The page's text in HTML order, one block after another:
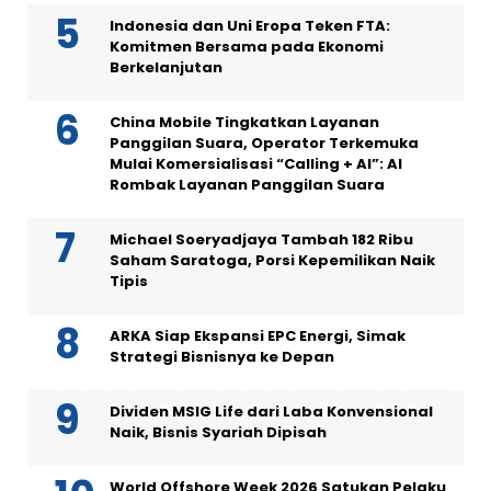
Indonesia dan Uni Eropa Teken FTA:
Komitmen Bersama pada Ekonomi
Berkelanjutan
China Mobile Tingkatkan Layanan
Panggilan Suara, Operator Terkemuka
Mulai Komersialisasi “Calling + AI”: AI
Rombak Layanan Panggilan Suara
Michael Soeryadjaya Tambah 182 Ribu
Saham Saratoga, Porsi Kepemilikan Naik
Tipis
ARKA Siap Ekspansi EPC Energi, Simak
Strategi Bisnisnya ke Depan
Dividen MSIG Life dari Laba Konvensional
Naik, Bisnis Syariah Dipisah